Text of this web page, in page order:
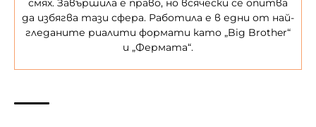
смях. Завършила е право, но всячески се опитва
да избягва тази сфера. Работила е в едни от най-
гледаните риалити формати като „Big Brother“
и „Фермата“.